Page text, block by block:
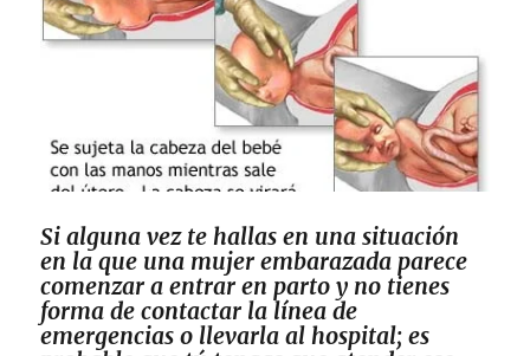
Si alguna vez te hallas en una situación
en la que una mujer embarazada parece
comenzar a entrar en parto y no tienes
forma de contactar la línea de
emergencias o llevarla al hospital; es